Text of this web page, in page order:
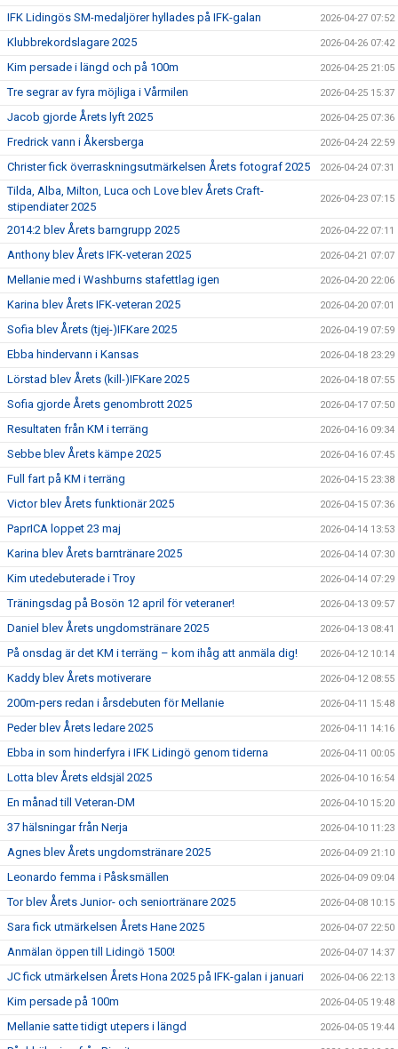
IFK Lidingös SM-medaljörer hyllades på IFK-galan 2026-04-27 07:52
Klubbrekordslagare 2025 2026-04-26 07:42
Kim persade i längd och på 100m 2026-04-25 21:05
Tre segrar av fyra möjliga i Vårmilen 2026-04-25 15:37
Jacob gjorde Årets lyft 2025 2026-04-25 07:36
Fredrick vann i Åkersberga 2026-04-24 22:59
Christer fick överraskningsutmärkelsen Årets fotograf 2025 2026-04-24 07:31
Tilda, Alba, Milton, Luca och Love blev Årets Craft-
stipendiater 2025
2026-04-23 07:15
2014:2 blev Årets barngrupp 2025 2026-04-22 07:11
Anthony blev Årets IFK-veteran 2025 2026-04-21 07:07
Mellanie med i Washburns stafettlag igen 2026-04-20 22:06
Karina blev Årets IFK-veteran 2025 2026-04-20 07:01
Sofia blev Årets (tjej-)IFKare 2025 2026-04-19 07:59
Ebba hindervann i Kansas 2026-04-18 23:29
Lörstad blev Årets (kill-)IFKare 2025 2026-04-18 07:55
Sofia gjorde Årets genombrott 2025 2026-04-17 07:50
Resultaten från KM i terräng 2026-04-16 09:34
Sebbe blev Årets kämpe 2025 2026-04-16 07:45
Full fart på KM i terräng 2026-04-15 23:38
Victor blev Årets funktionär 2025 2026-04-15 07:36
PaprICA loppet 23 maj 2026-04-14 13:53
Karina blev Årets barntränare 2025 2026-04-14 07:30
Kim utedebuterade i Troy 2026-04-14 07:29
Träningsdag på Bosön 12 april för veteraner! 2026-04-13 09:57
Daniel blev Årets ungdomstränare 2025 2026-04-13 08:41
På onsdag är det KM i terräng – kom ihåg att anmäla dig! 2026-04-12 10:14
Kaddy blev Årets motiverare 2026-04-12 08:55
200m-pers redan i årsdebuten för Mellanie 2026-04-11 15:48
Peder blev Årets ledare 2025 2026-04-11 14:16
Ebba in som hinderfyra i IFK Lidingö genom tiderna 2026-04-11 00:05
Lotta blev Årets eldsjäl 2025 2026-04-10 16:54
En månad till Veteran-DM 2026-04-10 15:20
37 hälsningar från Nerja 2026-04-10 11:23
Agnes blev Årets ungdomstränare 2025 2026-04-09 21:10
Leonardo femma i Påsksmällen 2026-04-09 09:04
Tor blev Årets Junior- och seniortränare 2025 2026-04-08 10:15
Sara fick utmärkelsen Årets Hane 2025 2026-04-07 22:50
Anmälan öppen till Lidingö 1500! 2026-04-07 14:37
JC fick utmärkelsen Årets Hona 2025 på IFK-galan i januari 2026-04-06 22:13
Kim persade på 100m 2026-04-05 19:48
Mellanie satte tidigt utepers i längd 2026-04-05 19:44